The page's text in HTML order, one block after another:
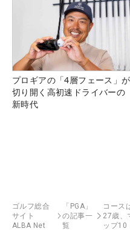
プロギアの「4層フェース」が
切り開く高初速ドライバーの
新時代
ゴルフ総合
サイト
ALBA Net
「PGA」
の記事一
覧
コース
27歳、
ップ10